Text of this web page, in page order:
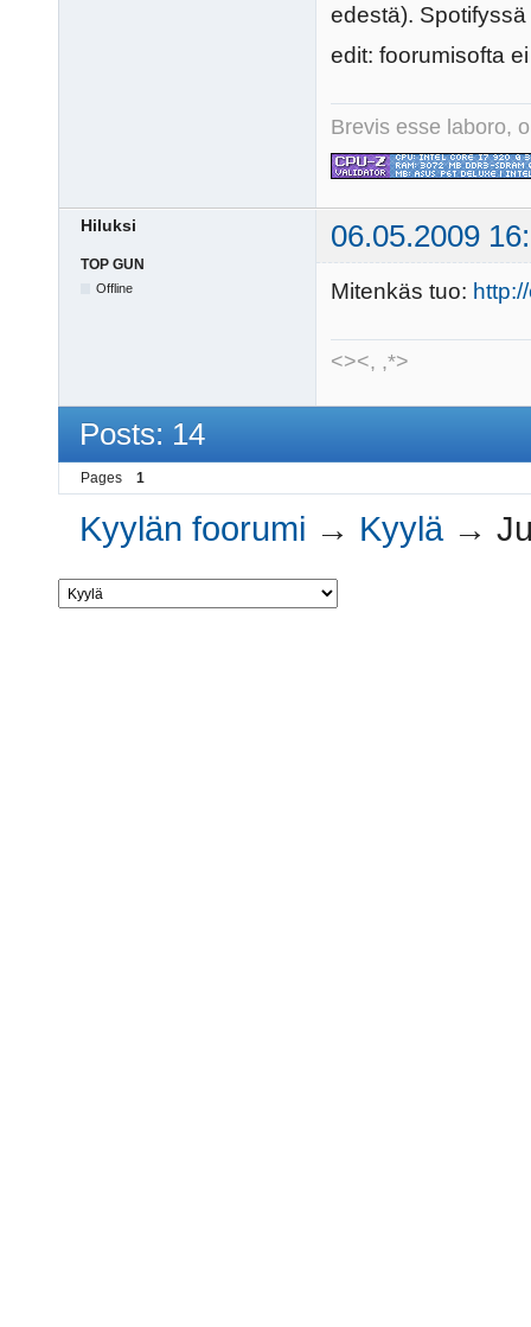
edestä).
edit: foorumisofta
Brevis esse laboro,
Hiluksi 06.05.2009
TOP GUN
Offline Mitenkäs tuo:
<><, ,*>
Posts: 14
Pages 1
Kyylän foorumi → Kyylä →